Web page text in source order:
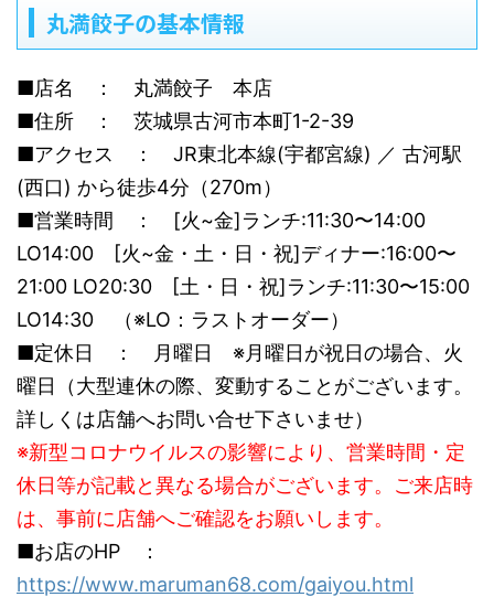
丸満餃子の基本情報
■店名 ： 丸満餃子 本店
■住所 ： 茨城県古河市本町1-2-39
■アクセス ： JR東北本線(宇都宮線) ／ 古河駅
(西口) から徒歩4分（270m）
■営業時間 ： [火~金]ランチ:11:30〜14:00
LO14:00 [火~金・土・日・祝]ディナー:16:00〜
21:00 LO20:30 [土・日・祝]ランチ:11:30〜15:00
LO14:30 （※LO：ラストオーダー）
■定休日 ： 月曜日 ※月曜日が祝日の場合、火
曜日（大型連休の際、変動することがございます。
詳しくは店舗へお問い合せ下さいませ）
※新型コロナウイルスの影響により、営業時間・定
休日等が記載と異なる場合がございます。ご来店時
は、事前に店舗へご確認をお願いします。
■お店のHP ：
https://www.maruman68.com/gaiyou.html